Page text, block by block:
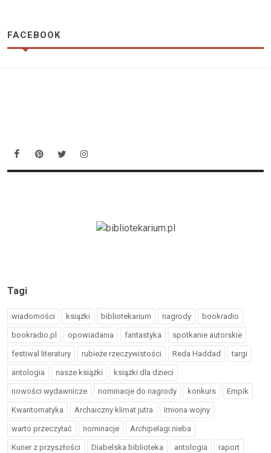
FACEBOOK
Tagi
wiadomości książki bibliotekarium nagrody bookradio
bookradio.pl opowiadania fantastyka spotkanie autorskie
festiwal literatury rubieże rzeczywistości Reda Haddad targi
antologia nasze książki książki dla dzieci
nowości wydawnicze nominacje do nagrody konkurs Empik
Kwantomatyka Archaiczny klimat jutra Imiona wojny
warto przeczytać nominacje Archipelagi nieba
Kurier z przyszłości Diabelska biblioteka antologia raport